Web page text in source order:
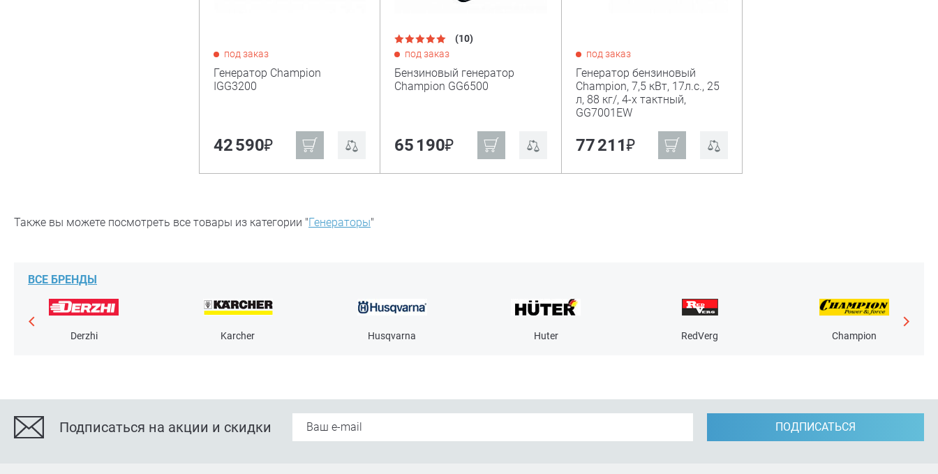
под заказ
Генератор Champion
IGG3200
42 590₽
(10)
под заказ
Бензиновый генератор
Champion GG6500
65 190₽
под заказ
Генератор бензиновый
Champion, 7,5 кВт, 17л.с., 25
л, 88 кг/, 4-х тактный,
GG7001EW
77 211₽
Также вы можете посмотреть все товары из категории "Генераторы"
ВСЕ БРЕНДЫ
Derzhi Karcher Husqvarna Huter RedVerg Champion
Подписаться на акции и скидки ПОДПИСАТЬСЯ